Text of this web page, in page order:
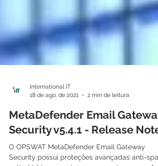
International IT
18 de ago. de 2021
2 min de leitura
MetaDefender Email Gateway
Security v5.4.1 - Release